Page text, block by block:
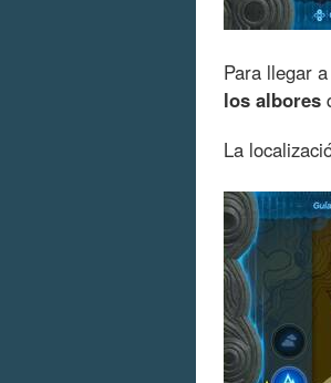
Para llegar
los albores
La